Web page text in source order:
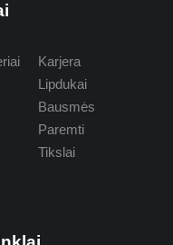
Karjera
Lipdukai
Bausmės
Paremti
Tikslai